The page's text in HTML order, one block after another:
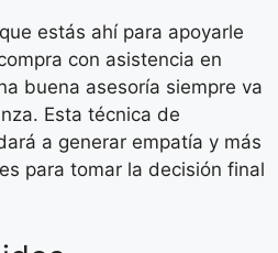
estás ahí para apoyarle
con asistencia en
buena asesoría siempre va
Esta técnica de
a generar empatía y más
para tomar la decisión final